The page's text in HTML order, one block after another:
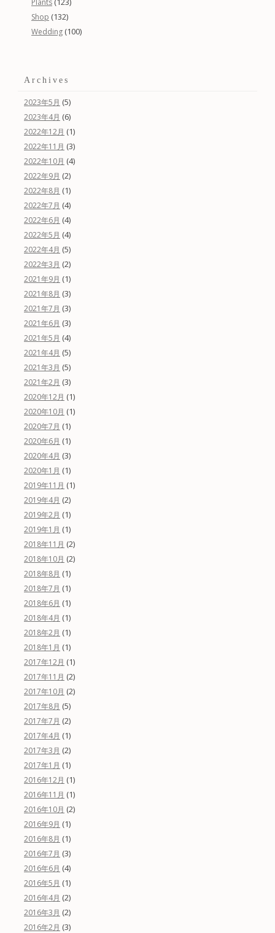
Shop (132)
Wedding (100)
Archives
2023年5月 (5)
2023年4月 (6)
2022年12月 (1)
2022年11月 (3)
2022年10月 (4)
2022年9月 (2)
2022年8月 (1)
2022年7月 (4)
2022年6月 (4)
2022年5月 (4)
2022年4月 (5)
2022年3月 (2)
2021年9月 (1)
2021年8月 (3)
2021年7月 (3)
2021年6月 (3)
2021年5月 (4)
2021年4月 (5)
2021年3月 (5)
2021年2月 (3)
2020年12月 (1)
2020年10月 (1)
2020年7月 (1)
2020年6月 (1)
2020年4月 (3)
2020年1月 (1)
2019年11月 (1)
2019年4月 (2)
2019年2月 (1)
2019年1月 (1)
2018年11月 (2)
2018年10月 (2)
2018年8月 (1)
2018年7月 (1)
2018年6月 (1)
2018年4月 (1)
2018年2月 (1)
2018年1月 (1)
2017年12月 (1)
2017年11月 (2)
2017年10月 (2)
2017年8月 (5)
2017年7月 (2)
2017年4月 (1)
2017年3月 (2)
2017年1月 (1)
2016年12月 (1)
2016年11月 (1)
2016年10月 (2)
2016年9月 (1)
2016年8月 (1)
2016年7月 (3)
2016年6月 (4)
2016年5月 (1)
2016年4月 (2)
2016年3月 (2)
2016年2月 (3)